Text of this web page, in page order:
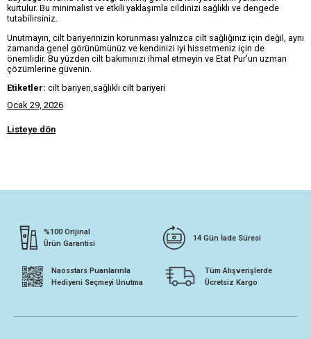
kurtulur. Bu minimalist ve etkili yaklaşımla cildinizi sağlıklı ve dengede
tutabilirsiniz.
Unutmayın, cilt bariyerinizin korunması yalnızca cilt sağlığınız için değil, aynı
zamanda genel görünümünüz ve kendinizi iyi hissetmeniz için de
önemlidir. Bu yüzden cilt bakımınızı ihmal etmeyin ve Etat Pur’un uzman
çözümlerine güvenin.
Etiketler: cilt bariyeri,sağlıklı cilt bariyeri
Ocak 29, 2026
Listeye dön
%100 Orijinal
Ürün Garantisi
14 Gün İade Süresi
Naosstars Puanlarınla
Hediyeni Seçmeyi Unutma
Tüm Alışverişlerde
Ücretsiz Kargo